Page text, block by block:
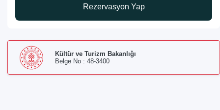
Rezervasyon Yap
Kültür ve Turizm Bakanlığı
Belge No : 48-3400